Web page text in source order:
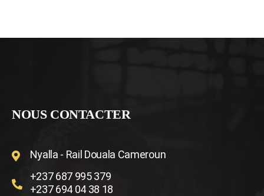
NOUS CONTACTER
Nyalla - Rail Douala Cameroun
+237 687 995 379
+237 694 04 38 18